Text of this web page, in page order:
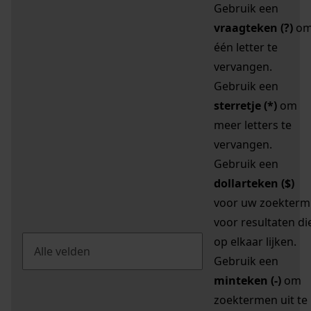
Gebruik een
vraagteken (?)
één letter te
vervangen.
Gebruik een
sterretje (*) om
meer letters te
vervangen.
Gebruik een
dollarteken ($)
voor uw zoekterm
voor resultaten
op elkaar lijken.
Gebruik een
minteken (-) om
zoektermen uit te